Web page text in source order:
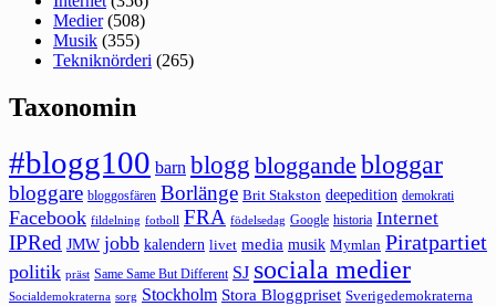
Medier(508)
Musik (355)
Tekniknörderi (265)
Taxonomin
#blogg100 barn blogg bloggande bloggar
bloggare bloggosfären Borlänge Brit Stakston deepedition demokrati
Facebook fildelning fotboll FRA födelsedag Google historia Internet
IPRed JMW jobb kalendern livet media musik Mymlan Piratpartiet
politik präst Same Same But Different SJ sociala medier
Socialdemokraterna sorg Stockholm Stora Bloggpriset Sverigedemokraterna